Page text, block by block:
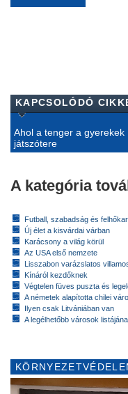
KAPCSOLÓDÓ
Ahol a tenger a gyerekek
játszótere
A kategória
Futball, szabadság és
Új élet a kisvárdai várban
Karácsony a világ körül
Az USA első nemzete
Lisszabon varázslatos
Kínáról kezdőknek
Végtelen füves puszta és
A németek alapította chilei
Ilyen csak Litvániában van
A legélhetőbb városok